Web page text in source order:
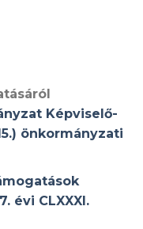
Képviselő-
önkormányzati
évi CLXXXI.